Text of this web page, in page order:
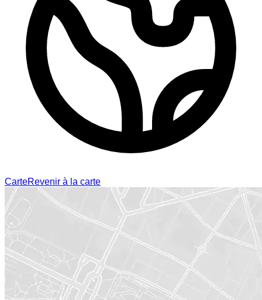
CarteRevenir à la carte